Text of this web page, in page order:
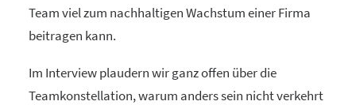
Team viel zum nachhaltigen Wachstum einer Firma
beitragen kann.
Im Interview plaudern wir ganz offen über die
Teamkonstellation, warum anders sein nicht verkehrt